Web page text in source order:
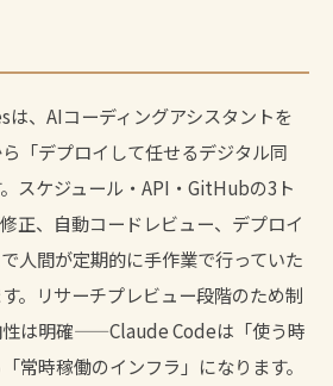
、AIコーディングアシスタントを
ら「デプロイして任せるデジタル同
スケジュール・API・GitHubの3ト
正、自動コードレビュー、デプロイ
人間が定期的に手作業で行っていた
。リサーチプレビュー段階のため制
性は明確——Claude Codeは「使う時
常時稼働のインフラ」になります。